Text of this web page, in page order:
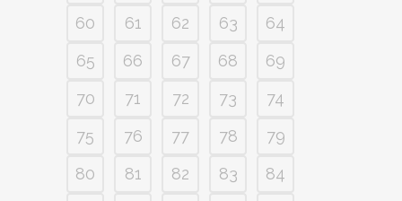
60
61 62 63
64
65
66 67 68
69
70
71 72 73
74
75
76 77 78
79
80
81 82 83
84